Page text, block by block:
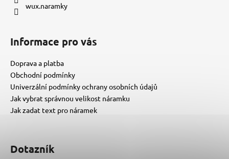
wux.naramky
Informace pro vás
Doprava a platba
Obchodní podmínky
Univerzální podmínky ochrany osobních údajů
Jak vybrat správnou velikost náramku
Jak zadat text pro náramek
Dotazník